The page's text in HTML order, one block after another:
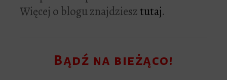
Więcej o blogu znajdziesztutaj.
Bądź na bieżąco!